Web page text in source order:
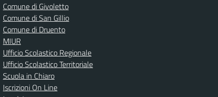
Comune di Givoletto
Comune di San Gillio
Comune di Druento
MIUR
Ufficio Scolastico Regionale
Ufficio Scolastico Territoriale
Scuola in Chiaro
Iscrizioni On Line